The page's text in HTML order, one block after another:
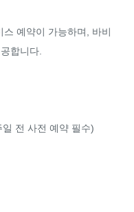
예약이 가능하며, 바비
합니다.
전 사전 예약 필수)